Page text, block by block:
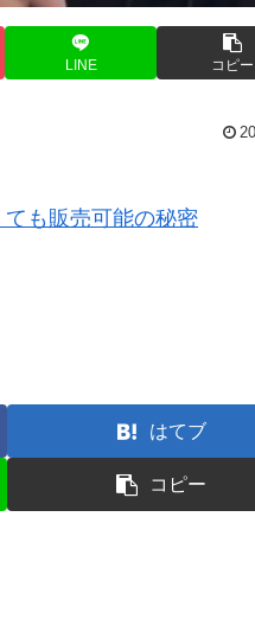
LINE コピー
も販売可能の秘密
はてブ
コピー